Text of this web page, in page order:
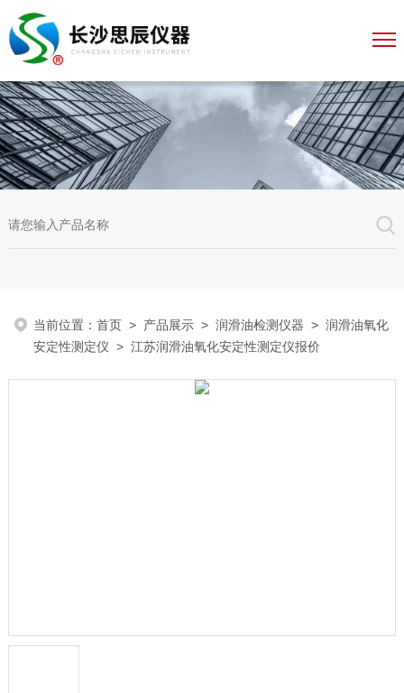
当前位置：首页 > 产品展示 >润滑油检测仪器 >润滑油氧化
安定性测定仪 > 江苏润滑油氧化安定性测定仪报价